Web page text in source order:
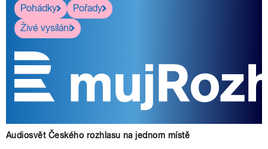
Pohádky
Pořady
Živé vysílání
Audiosvět Českého rozhlasu na jednom místě